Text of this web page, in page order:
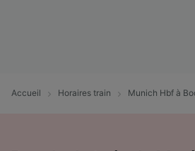
Accueil Horaires train Munich Hbf à